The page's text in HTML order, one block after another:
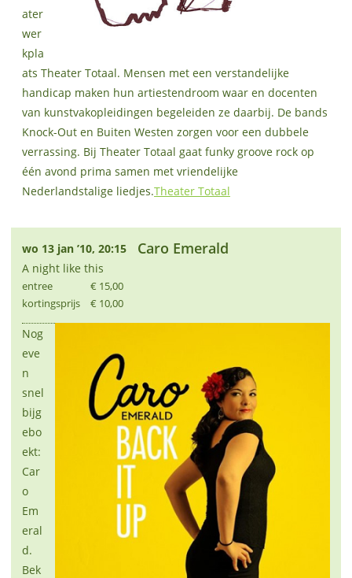
ater
wer
kpla
ats Theater Totaal. Mensen met een verstandelijke
handicap maken hun artiestendroom waar en docenten
van kunstvakopleidingen begeleiden ze daarbij. De bands
Knock-Out en Buiten Westen zorgen voor een dubbele
verrassing. Bij Theater Totaal gaat funky groove rock op
één avond prima samen met vriendelijke
Nederlandstalige liedjes.Theater Totaal
wo 13 jan ’10, 20:15 Caro Emerald
A night like this
entree
kortingsprijs
€ 15,00
€ 10,00
Nog
eve
n
snel
bijg
ebo
ekt:
Car
o
Em
eral
d.
Bek